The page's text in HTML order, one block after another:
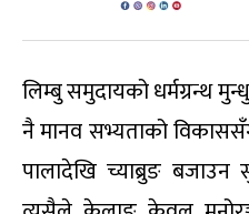
लिम्बु समुदायको धर्मग्रन्थ
नै मानव सभ्यताको
पालादेखि च्याब्रुङ